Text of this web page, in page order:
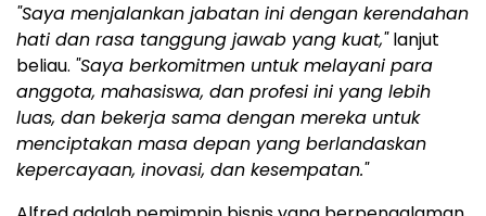
"Saya menjalankan jabatan ini dengan kerendahan
hati dan rasa tanggung jawab yang kuat,"lanjut
beliau. "Saya berkomitmen untuk melayani para
anggota, mahasiswa, dan profesi ini yang lebih
luas, dan bekerja sama dengan mereka untuk
menciptakan masa depan yang berlandaskan
kepercayaan, inovasi, dan kesempatan."